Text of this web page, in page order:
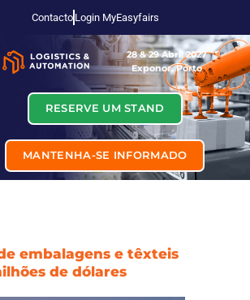
Contacto Login MyEasyfairs
28 & 29 Abril 2027
Exponor, Porto
RESERVE UM STAND
MANTENHA-SE INFORMADO
embalagens e têxteis
de dólares